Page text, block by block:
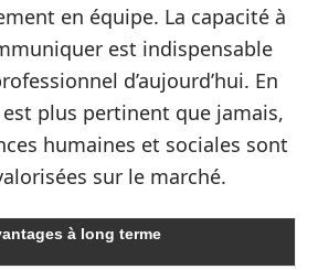
en équipe. La capacité à
est indispensable
d’aujourd’hui. En
plus pertinent que jamais,
humaines et sociales sont
sur le marché.
à long terme